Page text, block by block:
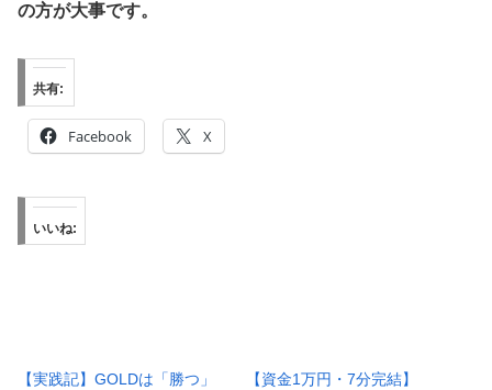
の方が大事です。
共有:
Facebook X
いいね:
【実践記】GOLDは「勝つ」
【資金1万円・7分完結】